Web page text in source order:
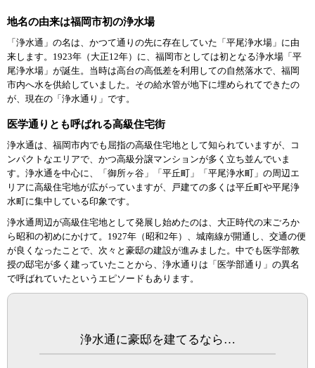
地名の由来は福岡市初の浄水場
「浄水通」の名は、かつて通りの先に存在していた「平尾浄水場」に由
来します。1923年（大正12年）に、福岡市としては初となる浄水場「平
尾浄水場」が誕生。当時は高台の高低差を利用しての自然落水で、福岡
市内へ水を供給していました。その給水管が地下に埋められてできたの
が、現在の「浄水通り」です。
医学通りとも呼ばれる高級住宅街
浄水通は、福岡市内でも屈指の高級住宅地として知られていますが、コ
ンパクトなエリアで、かつ高級分譲マンションが多く立ち並んでいま
す。浄水通を中心に、「御所ヶ谷」「平丘町」「平尾浄水町」の周辺エ
リアに高級住宅地が広がっていますが、戸建ての多くは平丘町や平尾浄
水町に集中している印象です。
浄水通周辺が高級住宅地として発展し始めたのは、大正時代の末ごろか
ら昭和の初めにかけて。1927年（昭和2年）、城南線が開通し、交通の便
が良くなったことで、次々と豪邸の建設が進みました。中でも医学部教
授の邸宅が多く建っていたことから、浄水通りは「医学部通り」の異名
で呼ばれていたというエピソードもあります。
浄水通に豪邸を建てるなら…